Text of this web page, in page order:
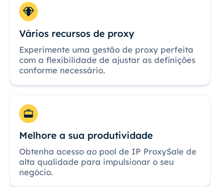
Vários recursos de proxy
Experimente uma gestão de proxy perfeita
com a flexibilidade de ajustar as definições
conforme necessário.
Melhore a sua produtividade
Obtenha acesso ao pool de IP ProxySale de
alta qualidade para impulsionar o seu
negócio.